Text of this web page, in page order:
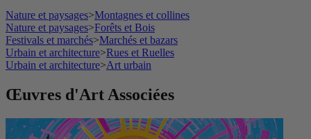
Nature et paysages>Montagnes et collines
Nature et paysages>Forêts et Bois
Festivals et marchés>Marchés et bazars
Urbain et architecture>Rues et Ruelles
Urbain et architecture>Art urbain
Œuvres d'Art Associées